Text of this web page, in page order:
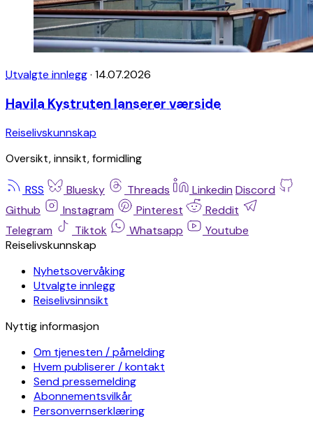
Utvalgte innlegg· 14.07.2026
Havila Kystruten lanserer værside
Reiselivskunnskap
Oversikt, innsikt, formidling
RSS Bluesky Threads Linkedin Discord
Github
Instagram Pinterest
Reddit
Telegram
Tiktok Whatsapp
Youtube
Reiselivskunnskap
Nyhetsovervåking
Utvalgte innlegg
Reiselivsinnsikt
Nyttig informasjon
Om tjenesten / påmelding
Hvem publiserer / kontakt
Send pressemelding
Abonnementsvilkår
Personvernserklæring